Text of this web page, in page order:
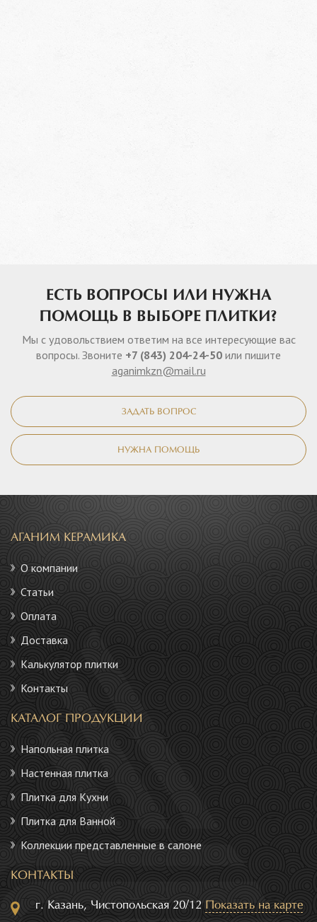
ЕСТЬ ВОПРОСЫ ИЛИ НУЖНА
ПОМОЩЬ В ВЫБОРЕ ПЛИТКИ?
Мы с удовольствием ответим на все интересующие вас
вопросы. Звоните +7 (843) 204-24-50 или пишите
aganimkzn@mail.ru
ЗАДАТЬ ВОПРОС
НУЖНА ПОМОЩЬ
АГАНИМ КЕРАМИКА
О компании
Статьи
Оплата
Доставка
Калькулятор плитки
Контакты
КАТАЛОГ ПРОДУКЦИИ
Напольная плитка
Настенная плитка
Плитка для Кухни
Плитка для Ванной
Коллекции представленные в салоне
КОНТАКТЫ
г. Казань, Чистопольская 20/12 Показать на карте